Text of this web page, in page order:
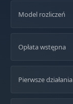
Model rozliczeń
Opłata wstępna
Pierwsze działania